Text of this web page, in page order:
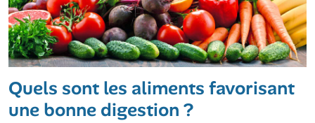
Quels sont les aliments favorisant
une bonne digestion ?